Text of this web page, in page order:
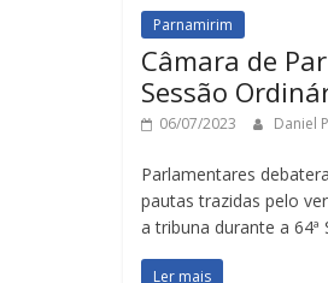
Parnamirim
Câmara de
Sessão
06/07/2023 Daniel
Parlamentares
pautas trazidas pelo
a tribuna durante a 64ª
Ler mais